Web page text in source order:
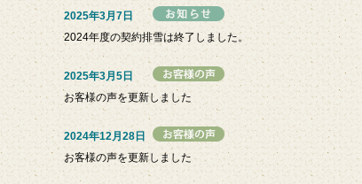
2025年3月7日
2024年度の契約排雪は終了しました。
2025年3月5日
お客様の声を更新しました
2024年12月28日
お客様の声を更新しました